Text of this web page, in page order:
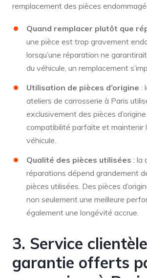
remplacement des pièces
Quand remplacer plutôt que
une pièce est trop gravement
lorsqu’une réparation ne
du véhicule, un remplacement
Utilisation de pièces d’origine :
ateliers de carrosserie à Paris
exclusivement des pièces
compatibilité parfaite et maintenir
véhicule.
Qualité des pièces utilisées : la
réparations dépend grandement
pièces utilisées. Des pièces
non seulement une meilleure
également une longévité accrue.
3. Service
garantie offerts